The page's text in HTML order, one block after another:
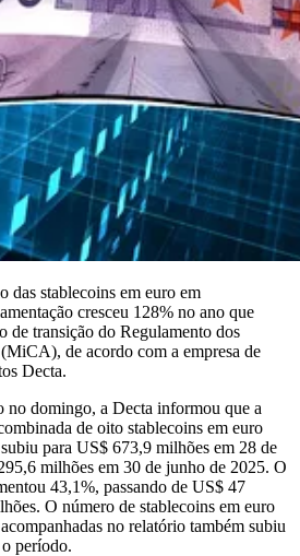
das stablecoins em euro em
cresceu 128% no ano que
de transição do Regulamento dos
de acordo com a empresa de
Decta.
no domingo, a Decta informou que a
de oito stablecoins em euro
para US$ 673,9 milhões em 28 de
milhões em 30 de junho de 2025. O
43,1%, passando de US$ 47
O número de stablecoins em euro
no relatório também subiu
período.